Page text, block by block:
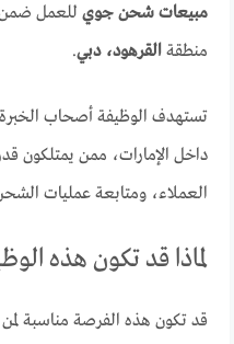
مبيعات شحن جوي للعمل ضمن
منطقةالقرهود، دبي.
تستهدف الوظيفة أصحاب
داخل الإمارات، ممن يمتلكون
العملاء، ومتابعة عمليات
لماذا قد تكون هذه
قد تكون هذه الفرصة مناسبة